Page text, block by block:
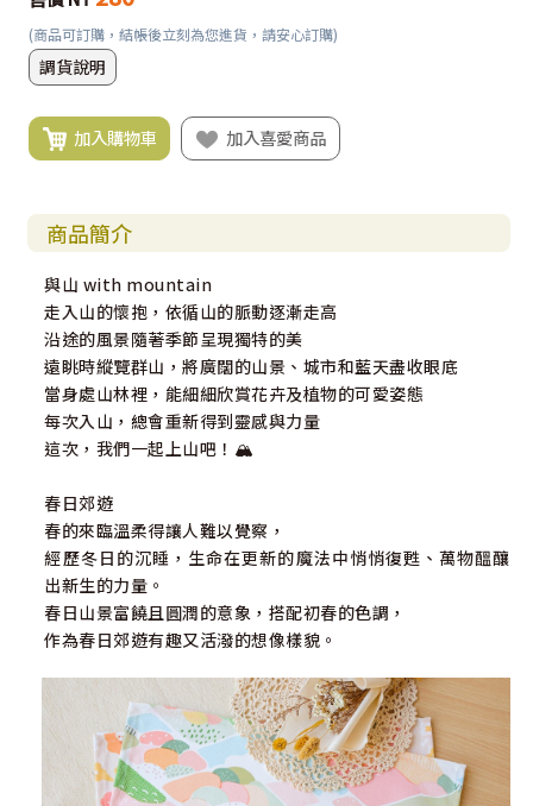
(商品可訂購，結帳後立刻為您進貨，請安心訂購)
調貨說明
加入購物車 加入喜愛商品
商品簡介
與山 with mountain
走入山的懷抱，依循山的脈動逐漸走高
沿途的風景隨著季節呈現獨特的美
遠眺時縱覽群山，將廣闊的山景、城市和藍天盡收眼底
當身處山林裡，能細細欣賞花卉及植物的可愛姿態
每次入山，總會重新得到靈感與力量
這次，我們一起上山吧！🏔
春日郊遊
春的來臨溫柔得讓人難以覺察，
經歷冬日的沉睡，生命在更新的魔法中悄悄復甦、萬物醞釀
出新生的力量。
春日山景富饒且圓潤的意象，搭配初春的色調，
作為春日郊遊有趣又活潑的想像樣貌。